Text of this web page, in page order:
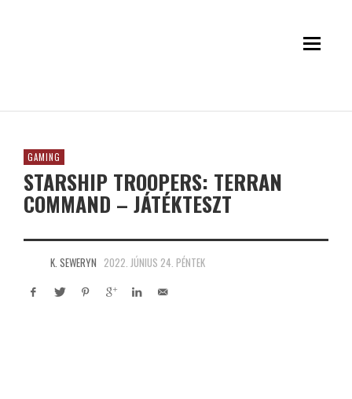
GAMING
STARSHIP TROOPERS: TERRAN
COMMAND – JÁTÉKTESZT
K. SEWERYN 2022. JÚNIUS 24. PÉNTEK